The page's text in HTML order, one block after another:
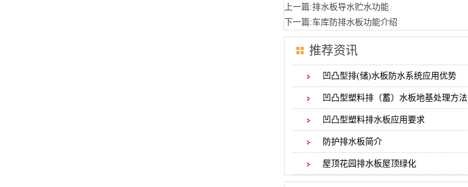
上一篇:排水板导水贮水功能
下一篇:车库防排水板功能介绍
推荐资讯
凹凸型排(储)水板防水系统应用优势
凹凸型塑料排（蓄）水板地基处理方法
凹凸型塑料排水板应用要求
防护排水板简介
屋顶花园排水板屋顶绿化